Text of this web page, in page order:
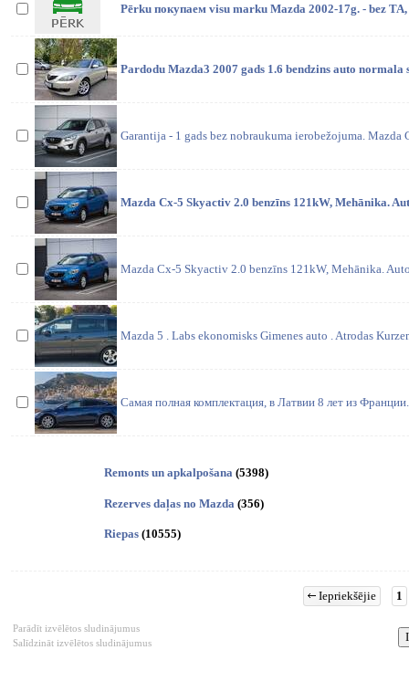
Pērku покупaем visu marku Mazda 2002-17g. - bez
Pardodu Mazda3 2007 gads 1.6 bendzins auto
Garantija - 1 gads bez nobraukuma ierobežojuma. Mazda
Mazda Cx-5 Skyactiv 2.0 benzīns 121kW, Mehānika.
Mazda Cx-5 Skyactiv 2.0 benzīns 121kW, Mehānika.
Mazda 5 . Labs ekonomisks Gimenes auto . Atrodas
Самая полная комплектация, в Латвии 8 лет из
Remonts un apkalpošana (5398)
Rezerves daļas no Mazda (356)
Riepas (10555)
Iepriekšējie 1
Parādīt izvēlētos sludinājumus
Salīdzināt izvēlētos sludinājumus